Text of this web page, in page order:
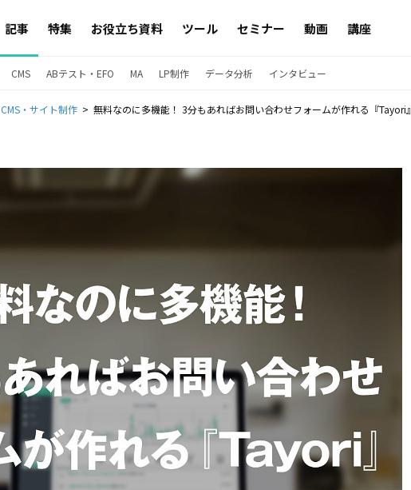
記事 特集 お役立ち資料 ツール セミナー 動画 講座
CMS ABテスト・EFO MA LP制作 データ分析 インタビュー
CMS・サイト制作 無料なのに多機能！ 3分もあればお問い合わせフォームが作れる『Tayori』